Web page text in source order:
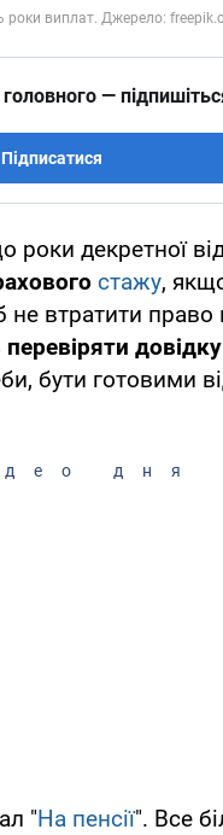
—
Підписатися
декретної
стажу,
втратити право
перевіряти
бути готовими
дня
"На пенсії". Все